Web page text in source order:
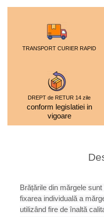
TRANSPORT CURIER RAPID
DREPT de RETUR 14 zile
conform legislatiei in
vigoare
Brățările din mărgele
fixarea individuală a
utilizând fire de înaltă